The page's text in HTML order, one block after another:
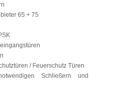
65 + 75
/ Feuerschutz Türen
Schließern und